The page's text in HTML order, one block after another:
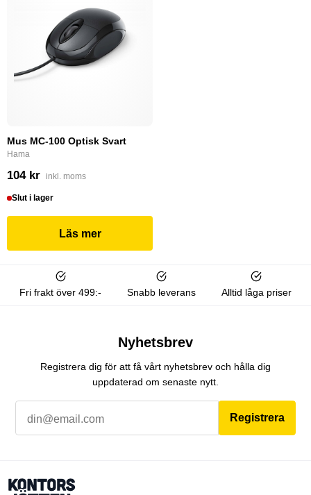
Mus MC-100 Optisk Svart
Hama
104 kr inkl. moms
Slut i lager
Läs mer
Fri frakt över 499:- Snabb leverans Alltid låga priser
Nyhetsbrev
Registrera dig för att få vårt nyhetsbrev och hålla dig
uppdaterad om senaste nytt.
Registrera